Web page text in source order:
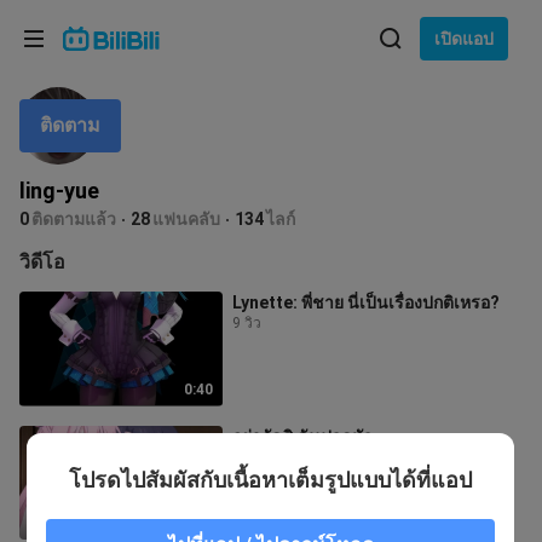
เปิดแอป
ling-yue
0ติดตามแล้ว 28แฟนคลับ 134ไลก์
ติดตาม
วิดีโอ
0:40
Lynette: พี่ชาย นี่เป็นเรื่องปกติเหรอ?
9 วิว
2:21
อย่ากัดสิ ฉันปวดหัว
โปรดไปสัมผัสกับเนื้อหาเต็มรูปแบบได้ที่แอป
ภาษา: ภาษาไทย
ข้าสู่
ะบบ
เลือกภาษา
English
ภาษาไทย
Tiếng Việt
Bahasa Melayu